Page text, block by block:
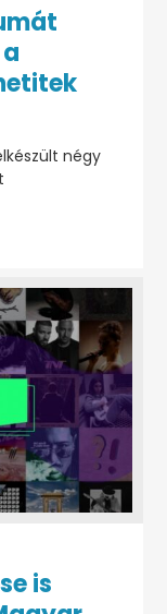
négy
is